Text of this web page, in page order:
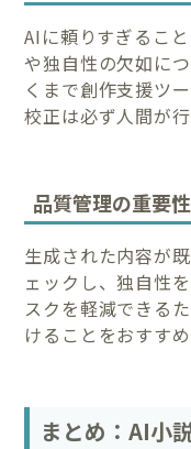
AIに頼りすぎるこ
や独自性の欠如に
くまで創作支援ツ
校正は必ず人間が
品質管理の重要性
生成された内容が
ェックし、独自性
スクを軽減できる
けることをおすすめ
まとめ：AI小